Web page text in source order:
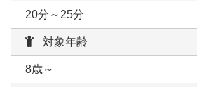
20分～25分
対象年齢
8歳～